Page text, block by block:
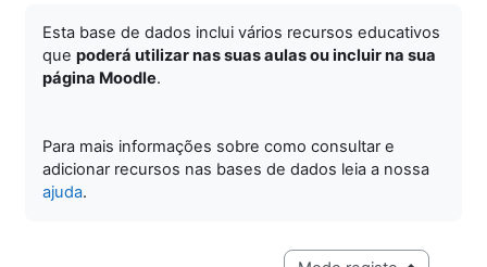
Esta base de dados inclui vários recursos educativos
que poderá utilizar nas suas aulas ou incluir na sua
página Moodle.
Para mais informações sobre como consultar e
adicionar recursos nas bases de dados leia a nossa
ajuda.